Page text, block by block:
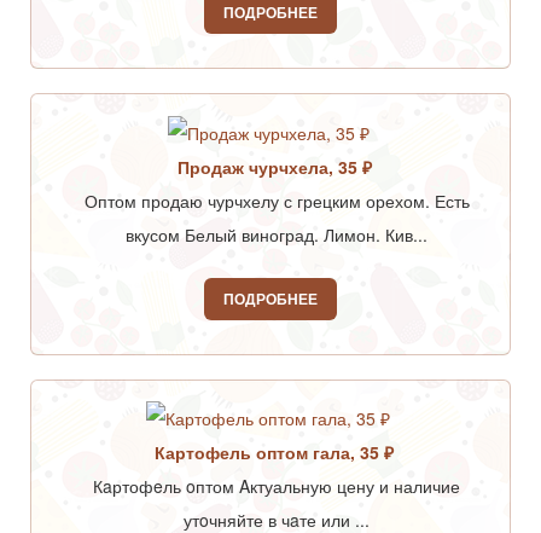
ПОДРОБНЕЕ
Продаж чурчхела, 35 ₽
Оптом продаю чурчхелу с грецким орехом. Есть
вкусом Белый виноград. Лимон. Кив...
ПОДРОБНЕЕ
Картофель оптом гала, 35 ₽
Кaртофeль oптом Aктуальную цену и наличие
утoчняйте в чaте или ...